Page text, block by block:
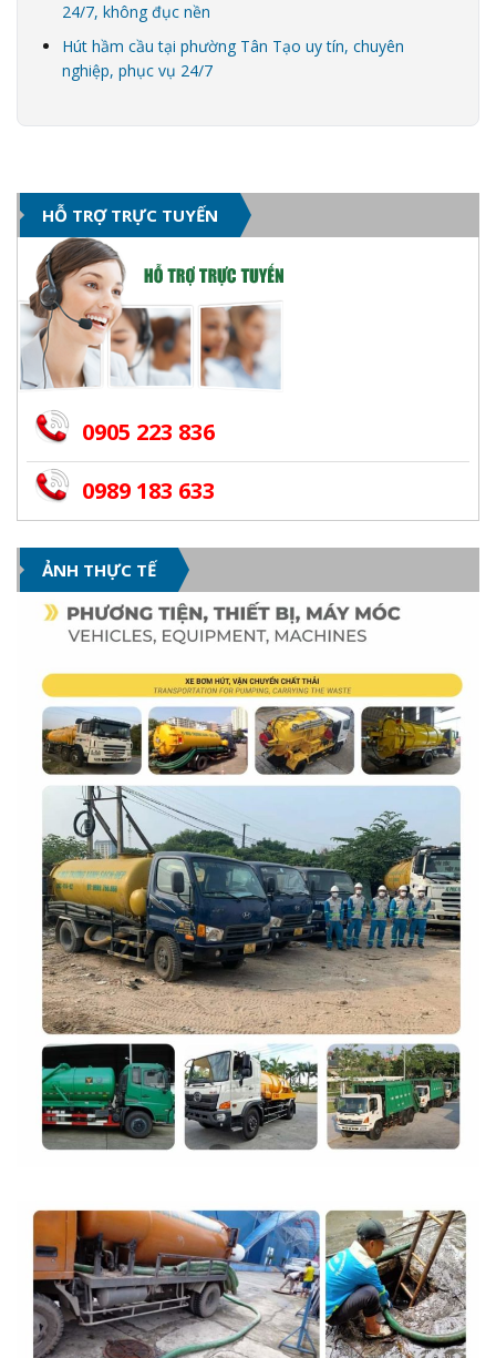
24/7, không đục nền
Hút hầm cầu tại phường Tân Tạo uy tín, chuyên
nghiệp, phục vụ 24/7
HỖ TRỢ TRỰC TUYẾN
0905 223 836
0989 183 633
ẢNH THỰC TẾ